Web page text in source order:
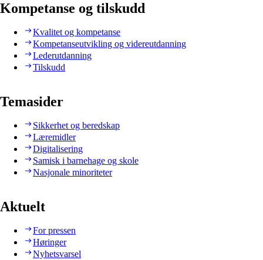
Kompetanse og tilskudd
Kvalitet og kompetanse
Kompetanseutvikling og videreutdanning
Lederutdanning
Tilskudd
Temasider
Sikkerhet og beredskap
Læremidler
Digitalisering
Samisk i barnehage og skole
Nasjonale minoriteter
Aktuelt
For pressen
Høringer
Nyhetsvarsel